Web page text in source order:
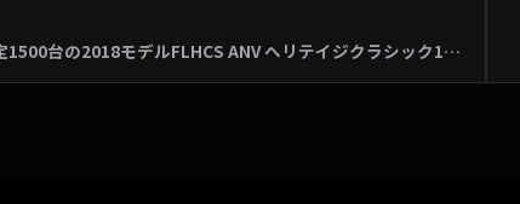
とても貴重な車両が即納可！世界限定1500台の2018モデルFLHCS ANV ヘリテイジクラシック115周年記念カラー